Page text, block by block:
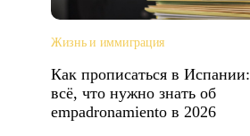
Жизнь и иммиграция
Как прописаться в Испании:
всё, что нужно знать об
empadronamiento в 2026